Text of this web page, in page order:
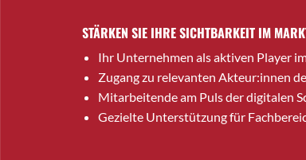
STÄRKEN SIE IHRE SICHTBARKEIT IM
Ihr Unternehmen als aktiven Player
Zugang zu relevanten Akteur:innen
Mitarbeitende am Puls der digitalen
Gezielte Unterstützung für